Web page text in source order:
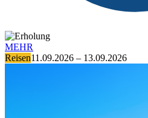
MEHR
Reisen11.09.2026 – 13.09.2026